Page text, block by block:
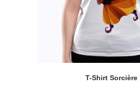
T-Shirt Sorcière